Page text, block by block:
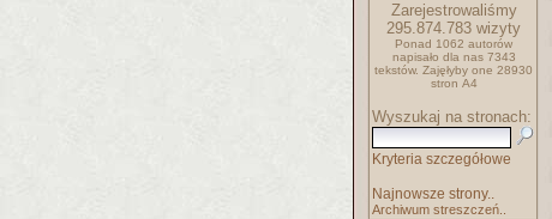
Zarejestrowaliśmy
295.874.783 wizyty
Ponad 1062 autorów
napisało dla nas 7343
tekstów. Zajęłyby one 28930
stron A4
Wyszukaj na stronach:
Kryteria szczegółowe
Najnowsze strony..
Archiwum streszczeń..